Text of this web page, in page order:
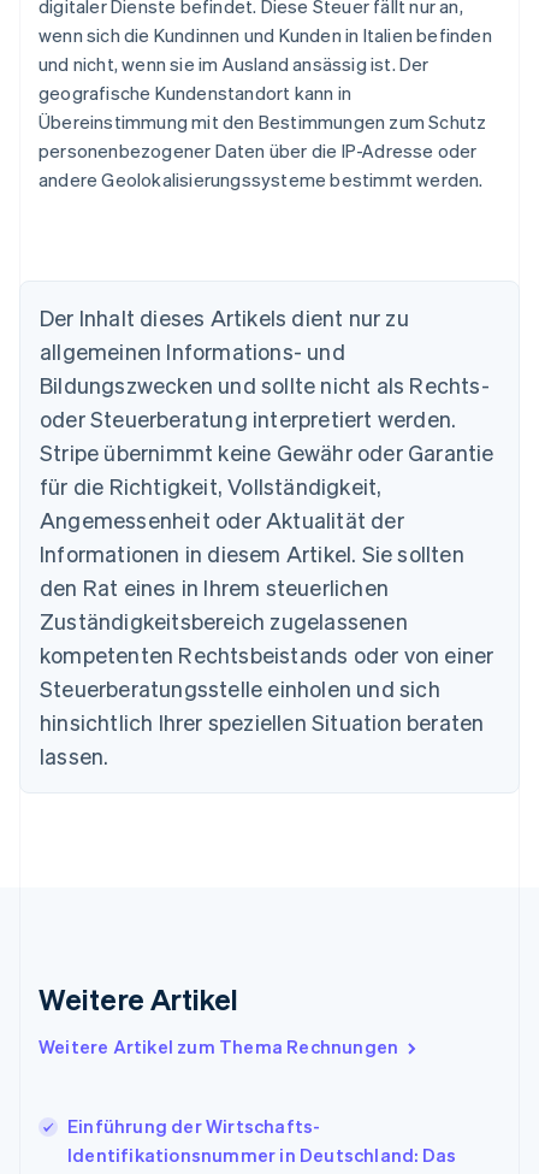
digitaler Dienste befindet. Diese Steuer fällt nur an,
wenn sich die Kundinnen und Kunden in Italien befinden
und nicht, wenn sie im Ausland ansässig ist. Der
geografische Kundenstandort kann in
Übereinstimmung mit den Bestimmungen zum Schutz
personenbezogener Daten über die IP-Adresse oder
andere Geolokalisierungssysteme bestimmt werden.
Der Inhalt dieses Artikels dient nur zu
allgemeinen Informations- und
Bildungszwecken und sollte nicht als Rechts-
oder Steuerberatung interpretiert werden.
Stripe übernimmt keine Gewähr oder Garantie
für die Richtigkeit, Vollständigkeit,
Angemessenheit oder Aktualität der
Informationen in diesem Artikel. Sie sollten
den Rat eines in Ihrem steuerlichen
Zuständigkeitsbereich zugelassenen
kompetenten Rechtsbeistands oder von einer
Steuerberatungsstelle einholen und sich
hinsichtlich Ihrer speziellen Situation beraten
lassen.
Weitere Artikel
Weitere Artikel zum Thema Rechnungen
Einführung der Wirtschafts-
Identifikationsnummer in Deutschland: Das
English
Belgien
Nederlands Français Deutsch English
Brasilien
PortuguêsEnglish
Bulgarien
Dänemark
English
Deutschland
Deutsch
Estland
Gibraltar
English
Griechenland
English
English
English